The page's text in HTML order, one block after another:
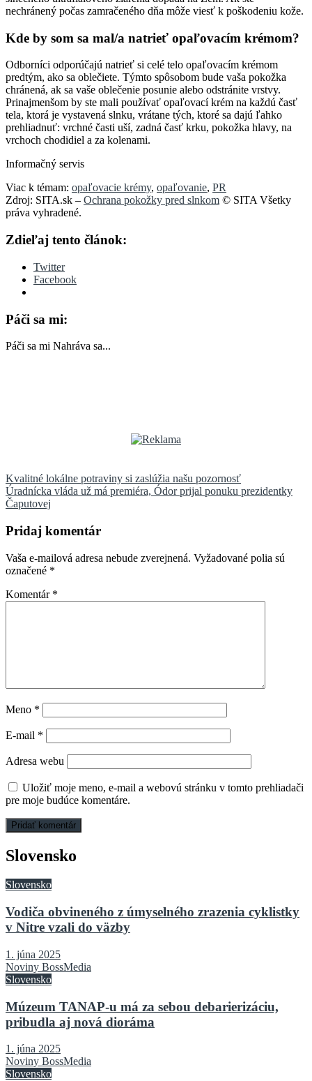
nechránený počas zamračeného dňa môže viesť k poškodeniu kože.
Kde by som sa mal/a natrieť opaľovacím krémom?
Odborníci odporúčajú natrieť si celé telo opaľovacím krémom
predtým, ako sa oblečiete. Týmto spôsobom bude vaša pokožka
chránená, ak sa vaše oblečenie posunie alebo odstránite vrstvy.
Prinajmenšom by ste mali používať opaľovací krém na každú časť
tela, ktorá je vystavená slnku, vrátane tých, ktoré sa dajú ľahko
prehliadnuť: vrchné časti uší, zadná časť krku, pokožka hlavy, na
vrchoch chodidiel a za kolenami.
Informačný servis
Viac k témam: opaľovacie krémy, opaľovanie, PR
Zdroj: SITA.sk – Ochrana pokožky pred slnkom © SITA Všetky
práva vyhradené.
Zdieľaj tento článok:
Twitter
Facebook
Páči sa mi:
Páči sa mi Nahráva sa...
Navigácia
v
Kvalitné lokálne potraviny si zaslúžia našu pozornosť
Úradnícka vláda už má premiéra, Ódor prijal ponuku prezidentky
Čaputovej
Pridaj komentár
Vaša e-mailová adresa nebude zverejnená. Vyžadované polia sú
označené *
Komentár *
Meno *
E-mail *
Adresa webu
Uložiť moje meno, e-mail a webovú stránku v tomto prehliadači
pre moje budúce komentáre.
Slovensko
Slovensko
Vodiča obvineného z úmyselného zrazenia cyklistky
v Nitre vzali do väzby
1. júna 2025
Noviny BossMedia
Slovensko
Múzeum TANAP-u má za sebou debarierizáciu,
pribudla aj nová dioráma
1. júna 2025
Noviny BossMedia
Slovensko